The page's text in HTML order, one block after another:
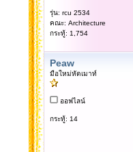
รุ่น: rcu 2534
คณะ: Architecture
กระทู้: 1,754
Peaw
มือใหม่หัดเมาท์
ออฟไลน์
กระทู้: 14